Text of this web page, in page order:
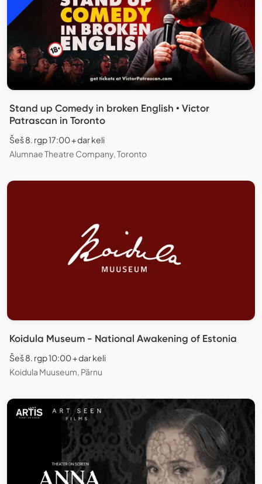
Stand up Comedy in broken English • Victor
Patrascan in Toronto
Šeš 8. rgp 17:00 + dar keli
Alumnae Theatre Company, Toronto
Koidula Museum - National Awakening of Estonia
Šeš 8. rgp 10:00 + dar keli
Koidula Muuseum, Pärnu